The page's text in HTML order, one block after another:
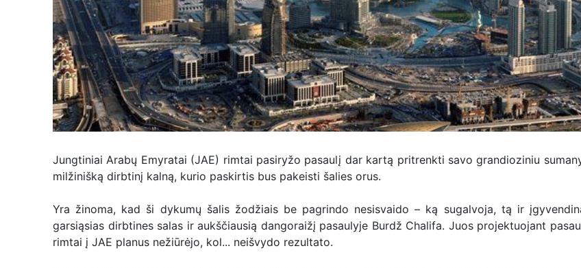
Jungtiniai Arabų Emyratai (JAE) rimtai pasiryžo pasaulį dar kartą pritrenkti savo grandioziniu
milžinišką dirbtinį kalną, kurio paskirtis bus pakeisti šalies orus.
Yra žinoma, kad ši dykumų šalis žodžiais be pagrindo nesisvaido – ką sugalvoja, tą ir
garsiąsias dirbtines salas ir aukščiausią dangoraižį pasaulyje Burdž Chalifa. Juos projektuojant
rimtai į JAE planus nežiūrėjo, kol... neišvydo rezultato.